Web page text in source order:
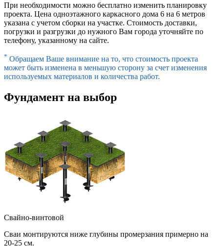
При необходимости можно бесплатно изменить планировку
проекта. Цена одноэтажного каркасного дома 6 на 6 метров
указана с учетом сборки на участке. Стоимость доставки,
погрузки и разгрузки до нужного Вам города уточняйте по
телефону, указанному на сайте.
* Обращаем Ваше внимание на то, что стоимость проекта
может быть изменена в меньшую сторону за счет изменения
используемых материалов и количества работ.
Фундамент на выбор
Свайно-винтовой
Сваи монтируются ниже глубины промерзания примерно на
20-25 см.